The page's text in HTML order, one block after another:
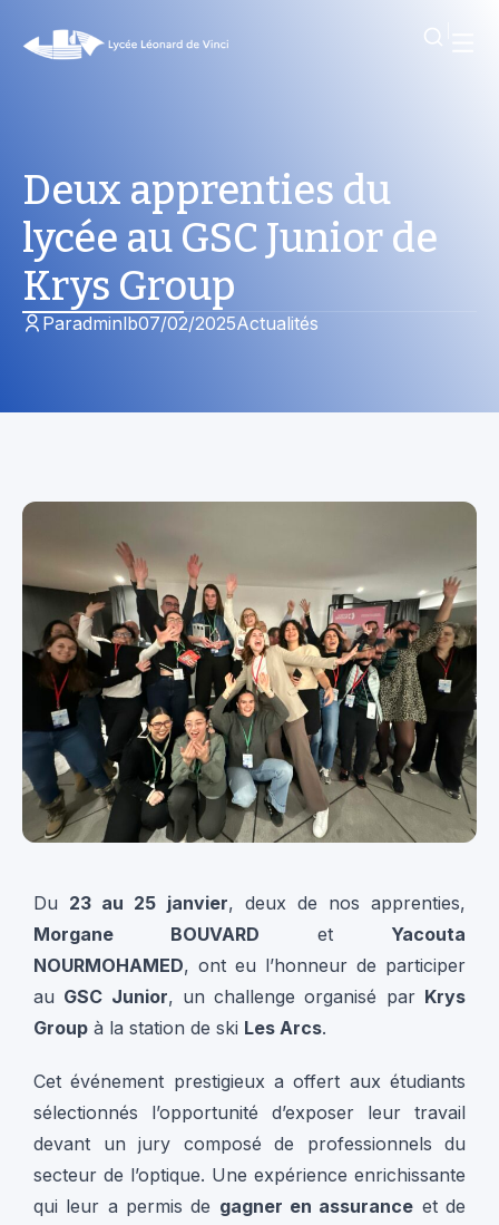
Deux apprenties du
lycée au GSC Junior de
Krys Group
Paradminlb07/02/2025Actualités
Du 23 au 25 janvier, deux de nos apprenties,
Morgane BOUVARD et Yacouta
NOURMOHAMED, ont eu l’honneur de participer
au GSC Junior, un challenge organisé par Krys
Group à la station de ski Les Arcs.
Cet événement prestigieux a offert aux étudiants
sélectionnés l’opportunité d’exposer leur travail
devant un jury composé de professionnels du
secteur de l’optique. Une expérience enrichissante
qui leur a permis de gagner en assurance et de